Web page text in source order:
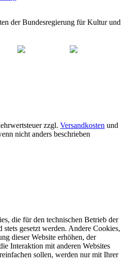
der Bundesregierung für Kultur und
zzgl. Versandkosten und
nicht anders beschrieben
die für den technischen Betrieb der
gesetzt werden. Andere Cookies,
dieser Website erhöhen, der
Interaktion mit anderen Websites
sollen, werden nur mit Ihrer